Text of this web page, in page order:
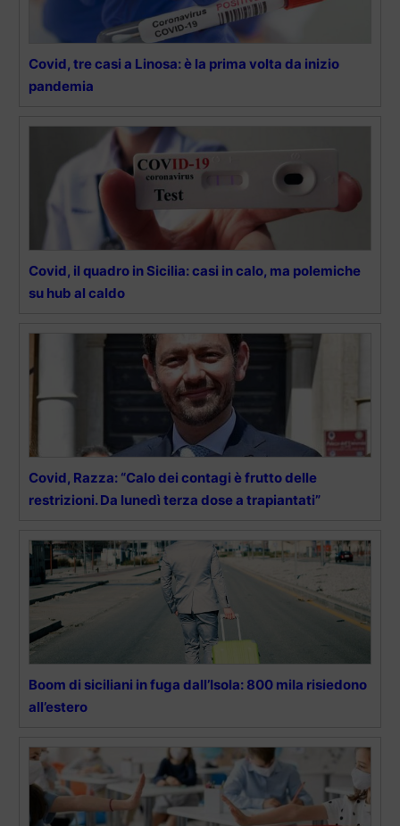
Covid, tre casi a Linosa: è la prima volta da inizio
pandemia
Covid, il quadro in Sicilia: casi in calo, ma polemiche
su hub al caldo
Covid, Razza: “Calo dei contagi è frutto delle
restrizioni. Da lunedì terza dose a trapiantati”
Boom di siciliani in fuga dall’Isola: 800 mila risiedono
all’estero